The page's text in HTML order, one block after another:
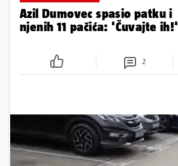
Azil Dumovec spasio patku i
njenih 11 pačića: 'Čuvajte ih!'
2